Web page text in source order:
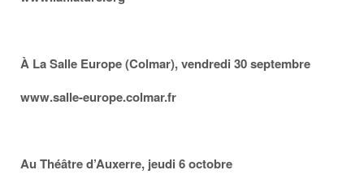
À La Salle Europe (Colmar), vendredi 30 septembre
www.salle-europe.colmar.fr
Au Théâtre d’Auxerre, jeudi 6 octobre